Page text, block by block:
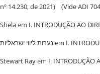
nº 14.230, de 2021) (Vide ADI
Shelaem I. INTRODUÇÃO AO
נערות ליווי ישראליות em I.
Stewart Rayem I. INTRODUÇÃO